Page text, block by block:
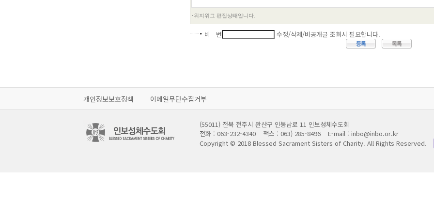
비 번 수정/삭제/비공개글 조회시 필요합니다.
개인정보보호정책 이메일무단수집거부
(55011) 전북 전주시 완산구 인봉남로 11 인보성체수도회
전화 : 063-232-4340
팩스 : 063) 285-8496
E-mail : inbo@inbo.or.kr
Copyright © 2018 Blessed Sacrament Sisters of Charity. All Rights Reserved.